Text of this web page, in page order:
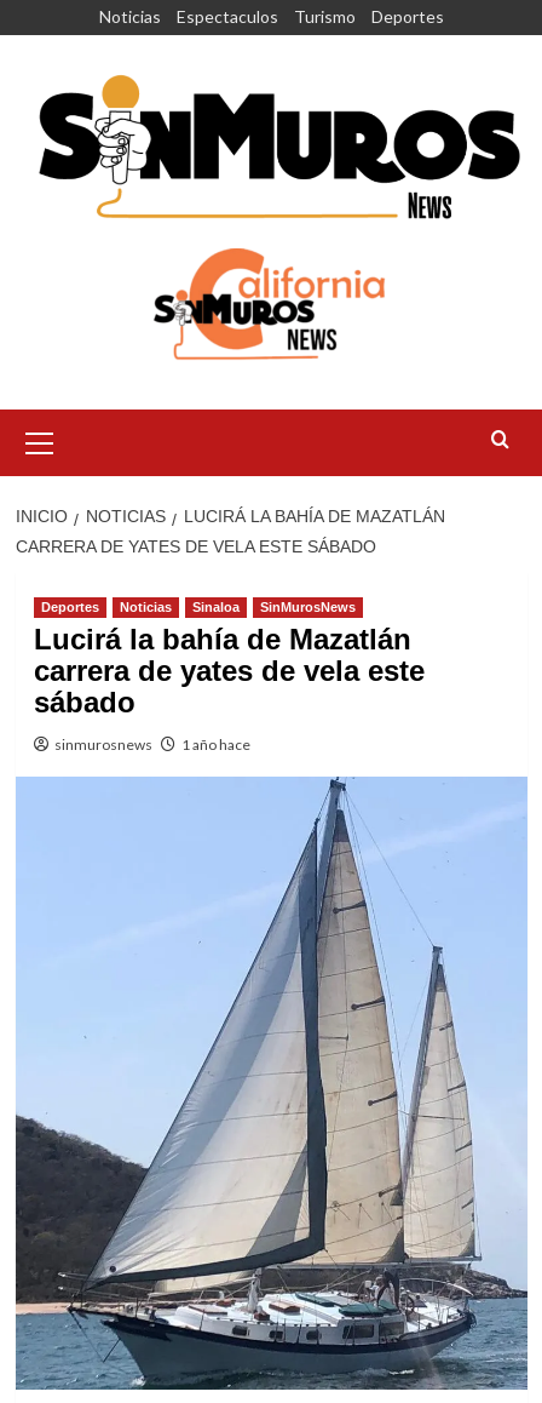
Noticias Espectaculos Turismo Deportes
principal
INICIO NOTICIAS
LUCIRÁ LA BAHÍA DE MAZATLÁN
CARRERA DE YATES DE VELA ESTE SÁBADO
Deportes Noticias Sinaloa SinMurosNews
Lucirá la bahía de Mazatlán
carrera de yates de vela este
sábado
sinmurosnews 1 año hace